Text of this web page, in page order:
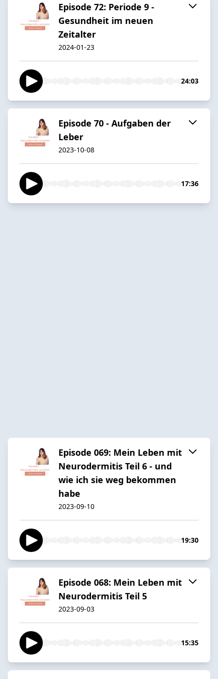
Episode 72: Periode 9 -
Gesundheit im neuen
Zeitalter
2024-01-23
24:03
Episode 70 - Aufgaben der
Leber
2023-10-08
17:36
Episode 069: Mein Leben mit
Neurodermitis Teil 6 - und
wie ich sie weg bekommen
habe
2023-09-10
19:30
Episode 068: Mein Leben mit
Neurodermitis Teil 5
2023-09-03
15:35